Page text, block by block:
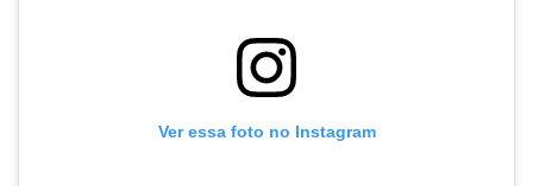
Ver essa foto no Instagram